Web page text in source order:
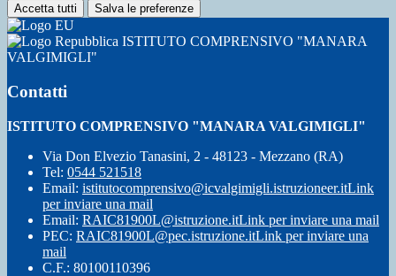
Accetta tutti Salva le preferenze
ISTITUTO COMPRENSIVO "MANARA
VALGIMIGLI"
Contatti
ISTITUTO COMPRENSIVO "MANARA VALGIMIGLI"
Via Don Elvezio Tanasini, 2 - 48123 - Mezzano (RA)
Tel: 0544 521518
Email: istitutocomprensivo@icvalgimigli.istruzioneer.itLink
per inviare una mail
Email: RAIC81900L@istruzione.itLink per inviare una mail
PEC: RAIC81900L@pec.istruzione.itLink per inviare una
mail
C.F.: 80100110396